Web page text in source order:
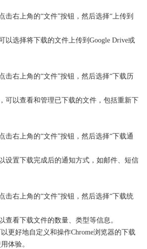
击右上角的“文件”按钮，然后选择“上传到
以选择将下载的文件上传到Google Drive或
击右上角的“文件”按钮，然后选择“下载历
可以查看和管理已下载的文件，包括重新下
击右上角的“文件”按钮，然后选择“下载通
设置下载完成后的通知方式，如邮件、短信
击右上角的“文件”按钮，然后选择“下载统
查看下载文件的数量、类型等信息。
更好地自定义和操作Chrome浏览器的下载
体验。